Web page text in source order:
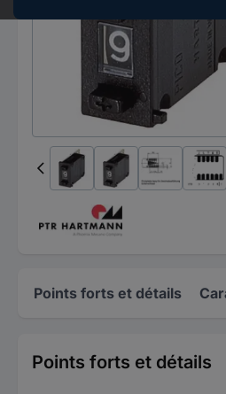
Points forts et détails
Points forts et détails